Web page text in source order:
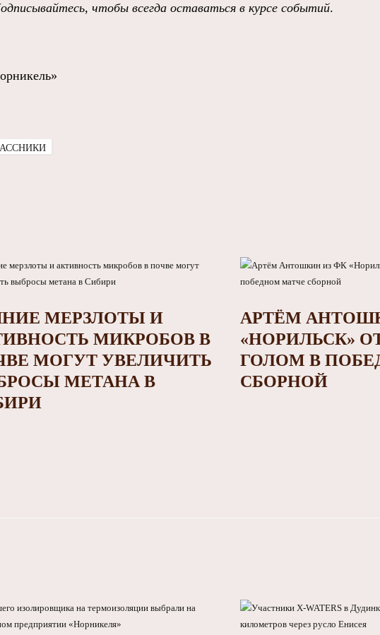
чтобы всегда оставаться в курсе событий.
МЕРЗЛОТЫ И
МИКРОБОВ В
МОГУТ УВЕЛИЧИТЬ
МЕТАНА В
АРТЁМ
«НОРИЛЬСК»
ГОЛОМ В
СБОРНОЙ